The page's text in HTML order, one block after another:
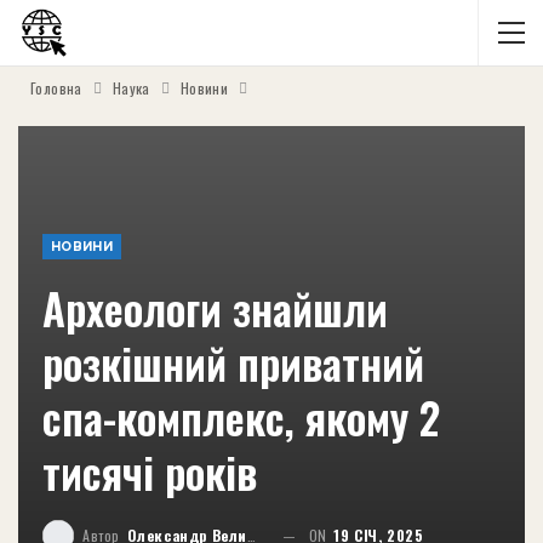
Головна Наука Новини
НОВИНИ
Археологи знайшли
розкішний приватний
спа-комплекс, якому 2
тисячі років
Автор Олександр Великий ON 19 СІЧ, 2025